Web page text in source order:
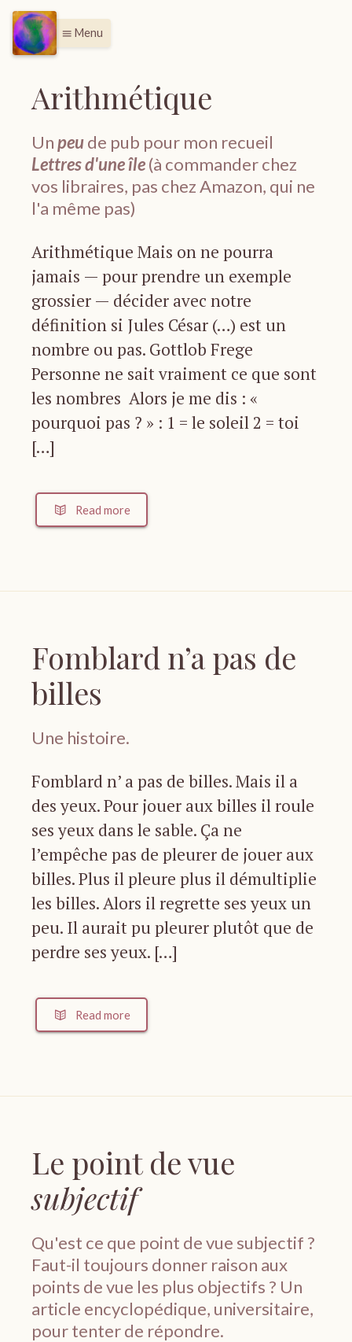
menu Menu
Arithmétique
Unpeude pub pour mon recueil
Lettres d'une île(à commander chez
vos libraires, pas chez Amazon, qui ne
l'a même pas)
Arithmétique Mais on ne pourra
jamais — pour prendre un exemple
grossier — décider avec notre
définition si Jules César (…) est un
nombre ou pas. Gottlob Frege
Personne ne sait vraiment ce que sont
les nombres Alors je me dis : «
pourquoi pas ? » : 1 = le soleil 2 = toi
[…]
Read more
Fomblard n’a pas de
billes
Une histoire.
Fomblard n’ a pas de billes. Mais il a
des yeux. Pour jouer aux billes il roule
ses yeux dans le sable. Ça ne
l’empêche pas de pleurer de jouer aux
billes. Plus il pleure plus il démultiplie
les billes. Alors il regrette ses yeux un
peu. Il aurait pu pleurer plutôt que de
perdre ses yeux. […]
Read more
Le point de vue
subjectif
Qu'est ce que point de vue subjectif ?
Faut-il toujours donner raison aux
points de vue les plus objectifs ? Un
article encyclopédique, universitaire,
pour tenter de répondre.